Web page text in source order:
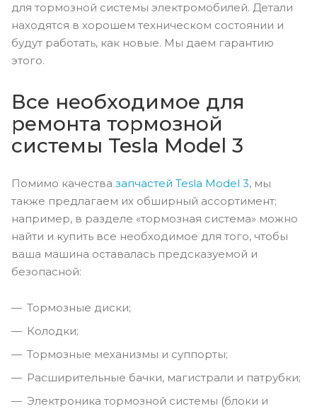
для тормозной системы электромобилей. Детали
находятся в хорошем техническом состоянии и
будут работать, как новые. Мы даем гарантию
этого.
Все необходимое для
ремонта тормозной
системы Tesla Model 3
Помимо качества запчастей Tesla Model 3, мы
также предлагаем их обширный ассортимент;
например, в разделе «тормозная система» можно
найти и купить все необходимое для того, чтобы
ваша машина оставалась предсказуемой и
безопасной:
Тормозные диски;
Колодки;
Тормозные механизмы и суппорты;
Расширительные бачки, магистрали и патрубки;
Электроника тормозной системы (блоки и